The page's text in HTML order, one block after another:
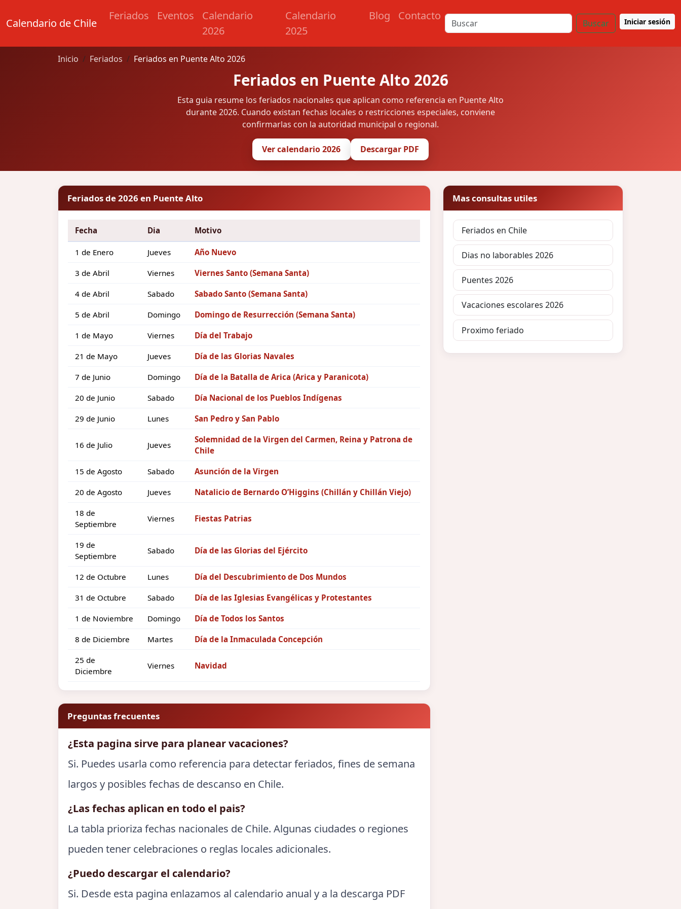
Calendario de Chile
Feriados Eventos
Calendario
2026
Calendario
2025
Blog Contacto
Buscar Iniciar sesión
Inicio Feriados Feriados en Puente Alto 2026
Feriados en Puente Alto 2026
Esta guia resume los feriados nacionales que aplican como referencia en Puente Alto
durante 2026. Cuando existan fechas locales o restricciones especiales, conviene
confirmarlas con la autoridad municipal o regional.
Ver calendario 2026 Descargar PDF
Feriados de 2026 en Puente Alto
Fecha Dia Motivo
1 de Enero Jueves Año Nuevo
3 de Abril Viernes Viernes Santo (Semana Santa)
4 de Abril Sabado Sabado Santo (Semana Santa)
5 de Abril Domingo Domingo de Resurrección (Semana Santa)
1 de Mayo Viernes Día del Trabajo
21 de Mayo Jueves Día de las Glorias Navales
7 de Junio Domingo Día de la Batalla de Arica (Arica y Paranicota)
20 de Junio Sabado Día Nacional de los Pueblos Indígenas
29 de Junio Lunes San Pedro y San Pablo
16 de Julio Jueves
Solemnidad de la Virgen del Carmen, Reina y Patrona de
Chile
15 de Agosto Sabado Asunción de la Virgen
20 de Agosto Jueves Natalicio de Bernardo O’Higgins (Chillán y Chillán Viejo)
18 de
Septiembre
Viernes Fiestas Patrias
19 de
Septiembre
Sabado Día de las Glorias del Ejército
12 de Octubre Lunes Día del Descubrimiento de Dos Mundos
31 de Octubre Sabado Día de las Iglesias Evangélicas y Protestantes
1 de Noviembre Domingo Día de Todos los Santos
8 de Diciembre Martes Día de la Inmaculada Concepción
25 de
Diciembre
Viernes Navidad
Preguntas frecuentes
¿Esta pagina sirve para planear vacaciones?
Si. Puedes usarla como referencia para detectar feriados, fines de semana
largos y posibles fechas de descanso en Chile.
¿Las fechas aplican en todo el pais?
La tabla prioriza fechas nacionales de Chile. Algunas ciudades o regiones
pueden tener celebraciones o reglas locales adicionales.
¿Puedo descargar el calendario?
Si. Desde esta pagina enlazamos al calendario anual y a la descarga PDF
Mas consultas utiles
Feriados en Chile
Dias no laborables 2026
Puentes 2026
Vacaciones escolares 2026
Proximo feriado